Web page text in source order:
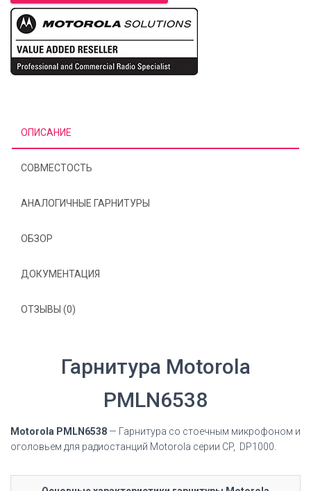
ОПИСАНИЕ
СОВМЕСТОСТЬ
АНАЛОГИЧНЫЕ ГАРНИТУРЫ
ОБЗОР
ДОКУМЕНТАЦИЯ
ОТЗЫВЫ (0)
Гарнитура Motorola
PMLN6538
Motorola PMLN6538 — Гарнитура со стоечным микрофоном и
оголовьем для радиостанций Motorola серии CP, DP1000.